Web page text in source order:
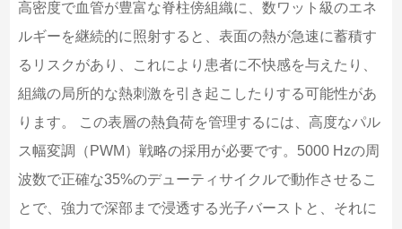
高密度で血管が豊富な脊柱傍組織に、数ワット級のエネ
ルギーを継続的に照射すると、表面の熱が急速に蓄積す
るリスクがあり、これにより患者に不快感を与えたり、
組織の局所的な熱刺激を引き起こしたりする可能性があ
ります。 この表層の熱負荷を管理するには、高度なパル
ス幅変調（PWM）戦略の採用が必要です。5000 Hzの周
波数で正確な35%のデューティサイクルで動作させるこ
とで、強力で深部まで浸透する光子バーストと、それに